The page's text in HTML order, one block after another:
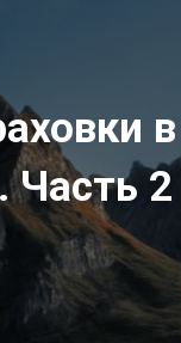
в
Часть 2